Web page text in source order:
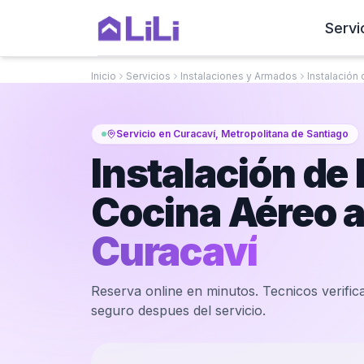
Inicio Servicios Instalaciones y Armados Instalación
Servicio en Curacaví, Metropolitana de Santiago
Instalación de
Cocina Aéreo
Curacaví
Reserva online en minutos. Tecnicos
seguro despues del servicio.